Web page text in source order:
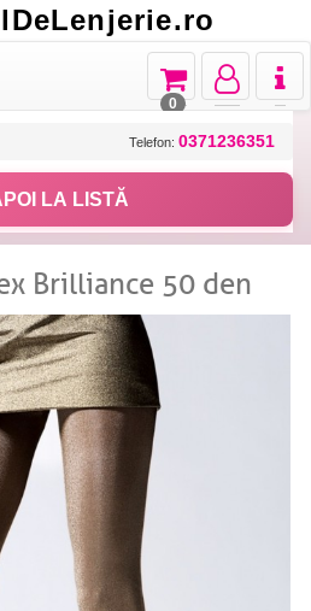
Toggle
Toggle
navigation
Toggle
navigation
0
Telefon: 0371236351
LA LISTĂ
Brilliance 50 den